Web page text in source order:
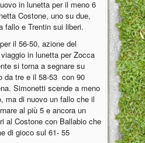
in lunetta per il meno 6
Costone, uno su due,
fallo e Trentin sui liberi.
il 56-50, azione del
in lunetta per Zocca
si torna a segnare su
da tre e il 58-53 con 90
Simonetti scende a meno
ma di nuovo un fallo che il
al più 5 e ancora un
al Costone con Ballabio che
di gioco sul 61- 55